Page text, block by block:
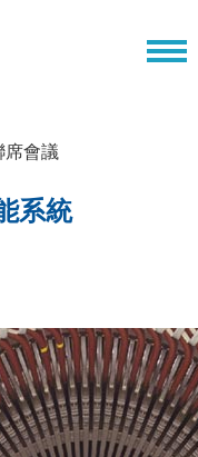
席會議
系統